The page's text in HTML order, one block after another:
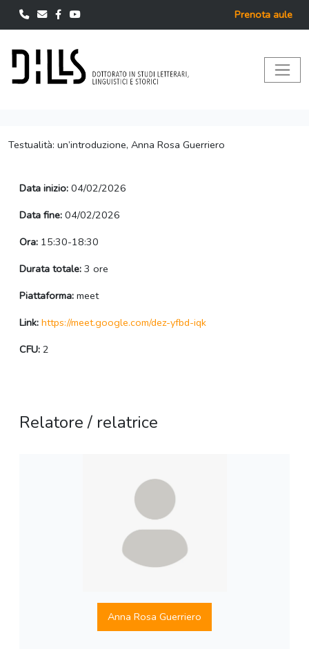
Prenota aule
Testualità: un’introduzione, Anna Rosa Guerriero
Data inizio: 04/02/2026
Data fine: 04/02/2026
Ora: 15:30-18:30
Durata totale: 3 ore
Piattaforma: meet
Link: https://meet.google.com/dez-yfbd-iqk
CFU: 2
Relatore / relatrice
Anna Rosa Guerriero